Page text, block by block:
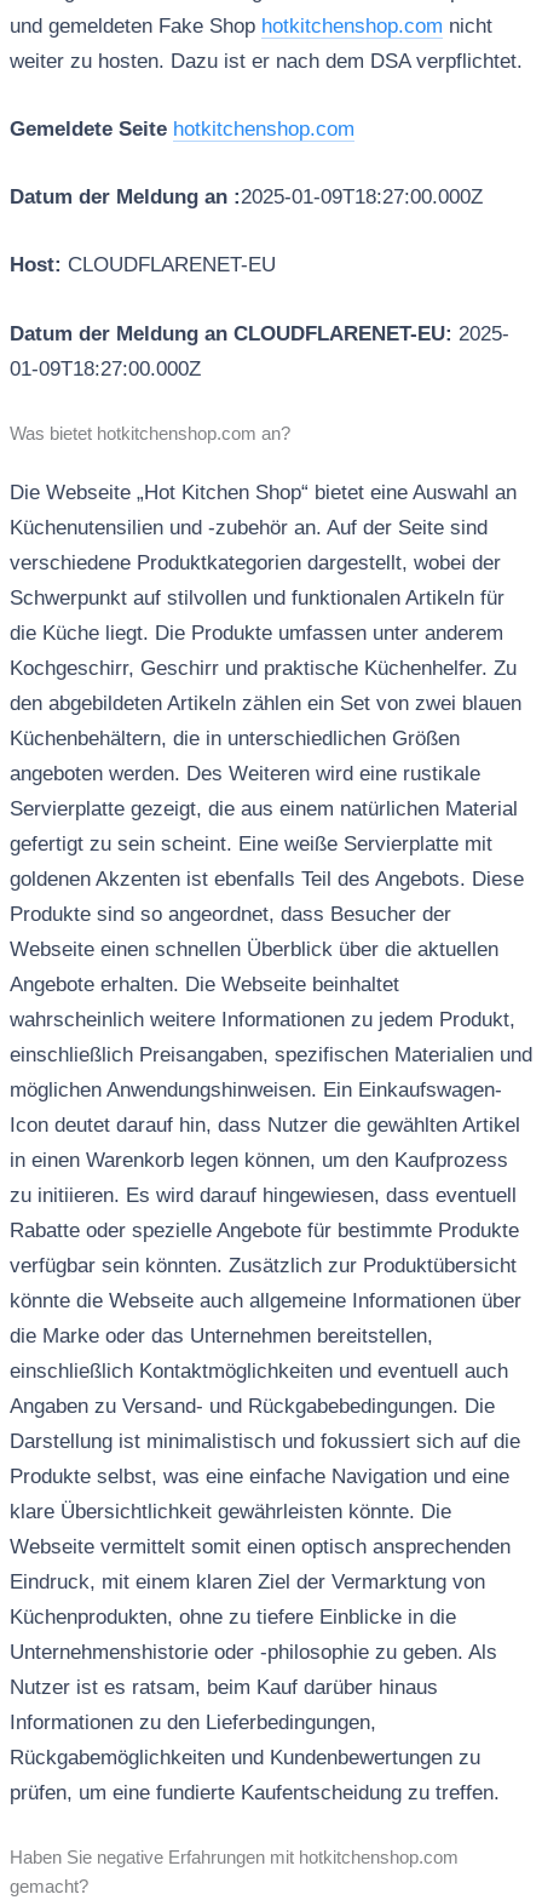
und gemeldeten Fake Shop hotkitchenshop.com nicht
weiter zu hosten. Dazu ist er nach dem DSA verpflichtet.
Gemeldete Seite hotkitchenshop.com
Datum der Meldung an :2025-01-09T18:27:00.000Z
Host: CLOUDFLARENET-EU
Datum der Meldung an CLOUDFLARENET-EU: 2025-
01-09T18:27:00.000Z
Was bietet hotkitchenshop.com an?
Die Webseite „Hot Kitchen Shop“ bietet eine Auswahl an
Küchenutensilien und -zubehör an. Auf der Seite sind
verschiedene Produktkategorien dargestellt, wobei der
Schwerpunkt auf stilvollen und funktionalen Artikeln für
die Küche liegt. Die Produkte umfassen unter anderem
Kochgeschirr, Geschirr und praktische Küchenhelfer. Zu
den abgebildeten Artikeln zählen ein Set von zwei blauen
Küchenbehältern, die in unterschiedlichen Größen
angeboten werden. Des Weiteren wird eine rustikale
Servierplatte gezeigt, die aus einem natürlichen Material
gefertigt zu sein scheint. Eine weiße Servierplatte mit
goldenen Akzenten ist ebenfalls Teil des Angebots. Diese
Produkte sind so angeordnet, dass Besucher der
Webseite einen schnellen Überblick über die aktuellen
Angebote erhalten. Die Webseite beinhaltet
wahrscheinlich weitere Informationen zu jedem Produkt,
einschließlich Preisangaben, spezifischen Materialien und
möglichen Anwendungshinweisen. Ein Einkaufswagen-
Icon deutet darauf hin, dass Nutzer die gewählten Artikel
in einen Warenkorb legen können, um den Kaufprozess
zu initiieren. Es wird darauf hingewiesen, dass eventuell
Rabatte oder spezielle Angebote für bestimmte Produkte
verfügbar sein könnten. Zusätzlich zur Produktübersicht
könnte die Webseite auch allgemeine Informationen über
die Marke oder das Unternehmen bereitstellen,
einschließlich Kontaktmöglichkeiten und eventuell auch
Angaben zu Versand- und Rückgabebedingungen. Die
Darstellung ist minimalistisch und fokussiert sich auf die
Produkte selbst, was eine einfache Navigation und eine
klare Übersichtlichkeit gewährleisten könnte. Die
Webseite vermittelt somit einen optisch ansprechenden
Eindruck, mit einem klaren Ziel der Vermarktung von
Küchenprodukten, ohne zu tiefere Einblicke in die
Unternehmenshistorie oder -philosophie zu geben. Als
Nutzer ist es ratsam, beim Kauf darüber hinaus
Informationen zu den Lieferbedingungen,
Rückgabemöglichkeiten und Kundenbewertungen zu
prüfen, um eine fundierte Kaufentscheidung zu treffen.
Haben Sie negative Erfahrungen mit hotkitchenshop.com
gemacht?